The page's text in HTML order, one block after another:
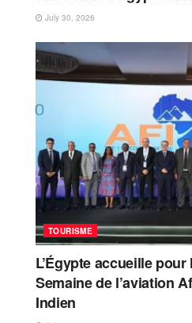
July 30, 2026
TOURISME
L’Égypte accueille
Semaine de l’aviation
Indien